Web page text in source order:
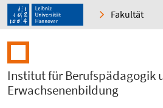
Fakultät
Institut für Berufspädagogik
Erwachsenenbildung